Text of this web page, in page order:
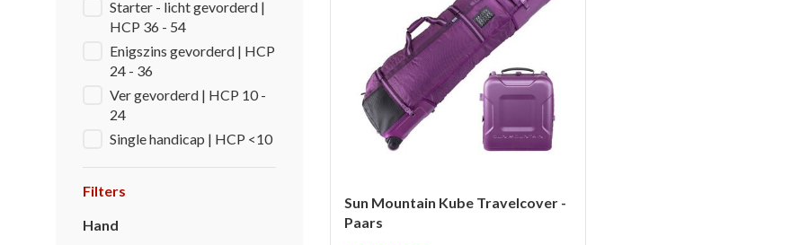
Starter - licht gevorderd |
HCP 36 - 54
Enigszins gevorderd | HCP
24 - 36
Ver gevorderd | HCP 10 -
24
Single handicap | HCP <10
Filters
Hand
Sun Mountain Kube Travelcover -
Paars